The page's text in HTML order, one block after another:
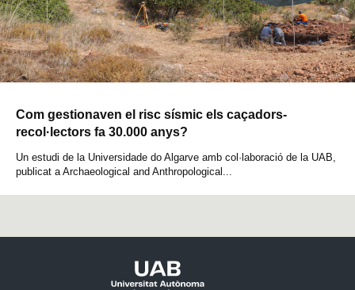
Com gestionaven el risc sísmic els caçadors-
recol·lectors fa 30.000 anys?
Un estudi de la Universidade do Algarve amb col·laboració de la UAB,
publicat a Archaeological and Anthropological...